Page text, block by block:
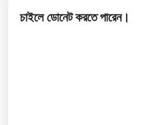
চাইলে ডোনেট করতে পারেন।